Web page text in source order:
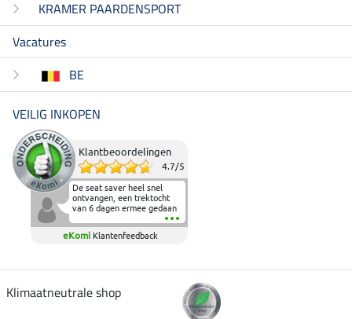
KRAMER PAARDENSPORT
Vacatures
BE
VEILIG INKOPEN
Klantbeoordelingen
4.7/5
De seat saver heel snel
ontvangen, een trektocht
van 6 dagen ermee gedaan
en deze heeft de beproeving
fantastisch doorstaan.
Heerlijk zacht om op te
elkaar in het zadel.
eKomi Klantenfeedback
Klimaatneutrale shop